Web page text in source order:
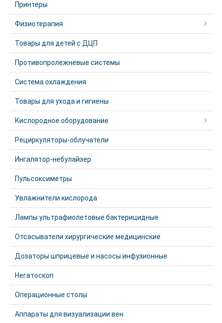
Принтеры
Физиотерапия
Товары для детей с ДЦП
Противопролежневые системы
Система охлаждения
Товары для ухода и гигиены
Кислородное оборудование
Рециркуляторы-облучатели
Ингалятор-небулайзер
Пульсоксиметры
Увлажнители кислорода
Лампы ультрафиолетовые бактерицидные
Отсасыватели хирургические медицинские
Дозаторы шприцевые и насосы инфузионные
Негатоскоп
Операционные столы
Аппараты для визуализации вен